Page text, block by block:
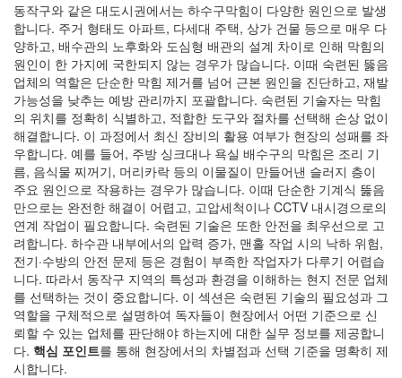
동작구와 같은 대도시권에서는 하수구막힘이 다양한 원인으로 발생
합니다. 주거 형태도 아파트, 다세대 주택, 상가 건물 등으로 매우 다
양하고, 배수관의 노후화와 도심형 배관의 설계 차이로 인해 막힘의
원인이 한 가지에 국한되지 않는 경우가 많습니다. 이때 숙련된 뚫음
업체의 역할은 단순한 막힘 제거를 넘어 근본 원인을 진단하고, 재발
가능성을 낮추는 예방 관리까지 포괄합니다. 숙련된 기술자는 막힘
의 위치를 정확히 식별하고, 적합한 도구와 절차를 선택해 손상 없이
해결합니다. 이 과정에서 최신 장비의 활용 여부가 현장의 성패를 좌
우합니다. 예를 들어, 주방 싱크대나 욕실 배수구의 막힘은 조리 기
름, 음식물 찌꺼기, 머리카락 등의 이물질이 만들어낸 슬러지 층이
주요 원인으로 작용하는 경우가 많습니다. 이때 단순한 기계식 뚫음
만으로는 완전한 해결이 어렵고, 고압세척이나 CCTV 내시경으로의
연계 작업이 필요합니다. 숙련된 기술은 또한 안전을 최우선으로 고
려합니다. 하수관 내부에서의 압력 증가, 맨홀 작업 시의 낙하 위험,
전기·수방의 안전 문제 등은 경험이 부족한 작업자가 다루기 어렵습
니다. 따라서 동작구 지역의 특성과 환경을 이해하는 현지 전문 업체
를 선택하는 것이 중요합니다. 이 섹션은 숙련된 기술의 필요성과 그
역할을 구체적으로 설명하여 독자들이 현장에서 어떤 기준으로 신
뢰할 수 있는 업체를 판단해야 하는지에 대한 실무 정보를 제공합니
다. 핵심 포인트를 통해 현장에서의 차별점과 선택 기준을 명확히 제
시합니다.